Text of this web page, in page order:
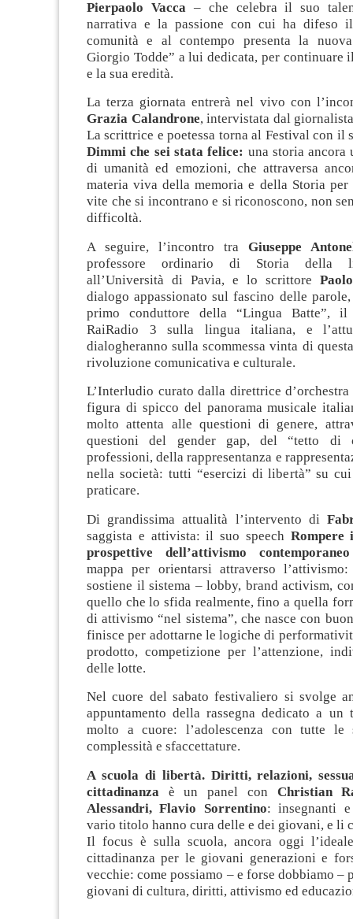
Pierpaolo Vacca – che celebra il suo
narrativa e la passione con cui ha difeso
comunità e al contempo presenta la nuova
Giorgio Todde” a lui dedicata, per continuare
e la sua eredità.
La terza giornata entrerà nel vivo con
Grazia Calandrone, intervistata dal
La scrittrice e poetessa torna al Festival con il
Dimmi che sei stata felice: una storia ancora
di umanità ed emozioni, che attraversa
materia viva della memoria e della Storia per
vite che si incontrano e si riconoscono, non
difficoltà.
A seguire, l’incontro tra Giuseppe
professore ordinario di Storia della
all’Università di Pavia, e lo scrittore
dialogo appassionato sul fascino delle
primo conduttore della “Lingua Batte”, il
RaiRadio 3 sulla lingua italiana, e
dialogheranno sulla scommessa vinta di
rivoluzione comunicativa e culturale.
L’Interludio curato dalla direttrice d’orchestra
figura di spicco del panorama musicale
molto attenta alle questioni di genere,
questioni del gender gap, del “tetto di
professioni, della rappresentanza e
nella società: tutti “esercizi di libertà” su
praticare.
Di grandissima attualità l’intervento di
saggista e attivista: il suo speech Rompere
prospettive dell’attivismo
mappa per orientarsi attraverso
sostiene il sistema – lobby, brand activism,
quello che lo sfida realmente, fino a quella
di attivismo “nel sistema”, che nasce con
finisce per adottarne le logiche di
prodotto, competizione per l’attenzione,
delle lotte.
Nel cuore del sabato festivaliero si svolge
appuntamento della rassegna dedicato a un
molto a cuore: l’adolescenza con tutte le
complessità e sfaccettature.
A scuola di libertà. Diritti, relazioni,
cittadinanza è un panel con Christian
Alessandri, Flavio Sorrentino: insegnanti
vario titolo hanno cura delle e dei giovani, e li
Il focus è sulla scuola, ancora oggi
cittadinanza per le giovani generazioni e
vecchie: come possiamo – e forse dobbiamo –
giovani di cultura, diritti, attivismo ed